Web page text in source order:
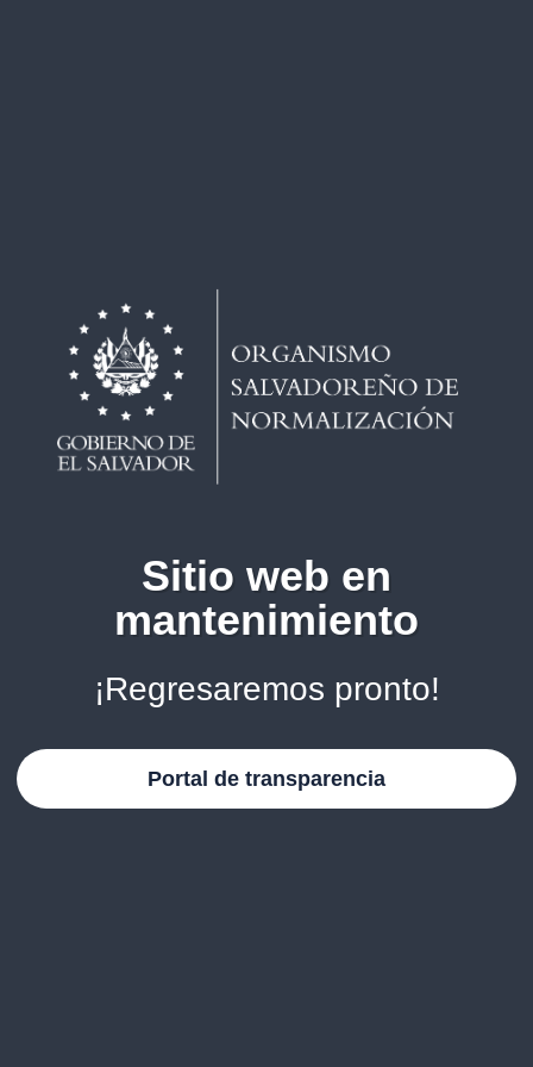
Sitio web en
mantenimiento
¡Regresaremos pronto!
Portal de transparencia